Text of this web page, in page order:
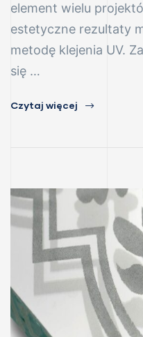
element wielu
estetyczne rezultaty
metodę klejenia UV.
się …
Czytaj więcej